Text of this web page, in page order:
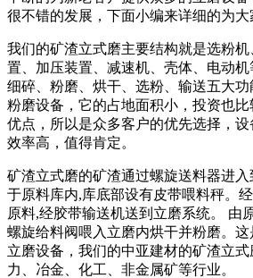
很不错的发展，下面小编来详细的为大
我们的矿渣立式磨主要结构就是选粉
置、加压装置、减速机、壳体、电动
细碎、粉磨、烘干、选粉、输送五大
粉磨设备，它的占地面积小，投资也
优点，所以是众多客户的优先选择，
效率高，值得肯定。
矿渣立式磨的矿渣通过螺旋送料器进
于原料库内,库底部设有皮带喂料秤。
原料,经胶带输送机送到立磨系统。 由
螺旋给料阀喂入立磨内烘干并粉磨。
立磨设备，我们的中亚建材的矿渣立
力、冶金、化工、非金属矿等行业。